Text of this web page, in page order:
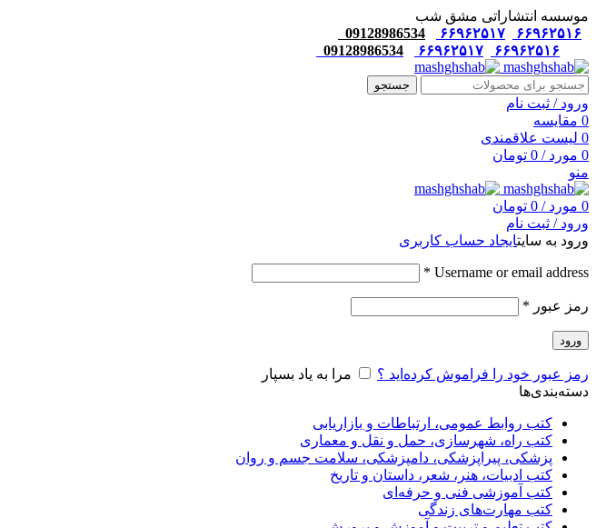
موسسه انتشاراتی مشق شب
۶۶۹۶۲۵۱۶
۶۶۹۶۲۵۱۷
09128986534
۶۶۹۶۲۵۱۶
۶۶۹۶۲۵۱۷ 09128986534
جستجو
ورود / ثبت نام
0 مقایسه
0 لیست علاقمندی
0 مورد /
0 تومان
منو
0 مورد /
0 تومان
ورود / ثبت نام
ورود به سایتایجاد حساب کاربری
Username or email address
*
رمز عبور *
ورود
رمز عبور خود را فراموش کرده‌اید ؟
مرا به یاد بسپار
دسته‌بندی‌ها
کتب روابط عمومی، ارتباطات و بازاریابی
کتب راه، شهرسازی، حمل و نقل و معماری
پزشکی، پیراپزشکی، دامپزشکی، سلامت جسم و روان
کتب ادبیات، هنر، شعر، داستان و تاریخ
کتب آموزشی فنی و حرفه‌ای
کتب مهارت‌های زندگی